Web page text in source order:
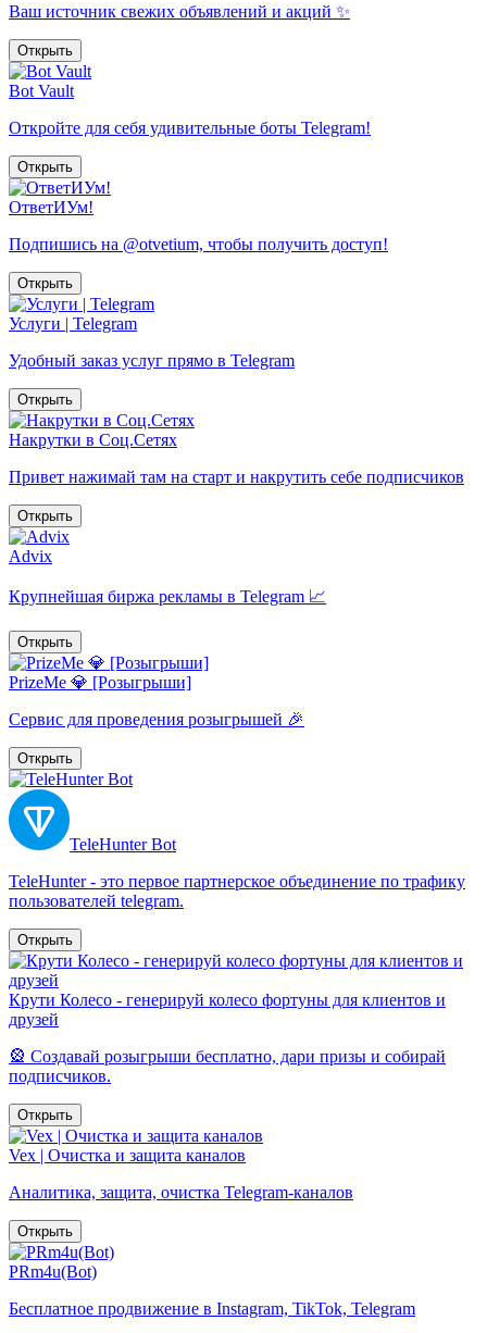
Ваш источник свежих объявлений и акций ✨
Открыть
Bot Vault
Откройте для себя удивительные боты Telegram!
Открыть
ОтветИУм!
Подпишись на @otvetium, чтобы получить доступ!
Открыть
Услуги | Telegram
Удобный заказ услуг прямо в Telegram
Открыть
Накрутки в Соц.Сетях
Привет нажимай там на старт и накрутить себе подписчиков
Открыть
Advix
Крупнейшая биржа рекламы в Telegram 📈
Открыть
PrizeMe 💎 [Розыгрыши]
Сервис для проведения розыгрышей 🎉
Открыть
TeleHunter Bot
TeleHunter - это первое партнерское объединение по трафику
пользователей telegram.
Открыть
Крути Колесо - генерируй колесо фортуны для клиентов и
друзей
🎡 Создавай розыгрыши бесплатно, дари призы и собирай
подписчиков.
Открыть
Vex | Очистка и защита каналов
Аналитика, защита, очистка Telegram-каналов
Открыть
PRm4u(Bot)
Бесплатное продвижение в Instagram, TikTok, Telegram